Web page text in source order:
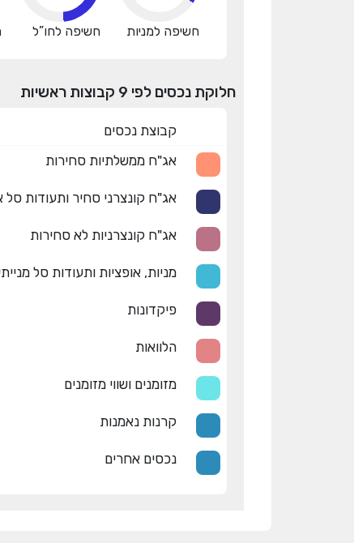
חשיפה למניות חשיפה לחו”ל
חלוקת נכסים לפי 9 קבוצות ראשיות
קבוצת נכסים
אג"ח ממשלתיות סחירות
אג"ח קונצרני סחיר ותעודות סל
אג"ח קונצרניות לא סחירות
מניות, אופציות ותעודות סל
פיקדונות
הלוואות
מזומנים ושווי מזומנים
קרנות נאמנות
נכסים אחרים